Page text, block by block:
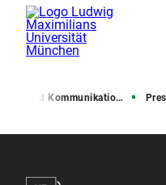
und Kommunikation (PuK)